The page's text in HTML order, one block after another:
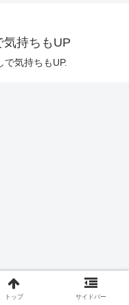
気持ちもUP
気持ちもUP.
トップ サイドバー